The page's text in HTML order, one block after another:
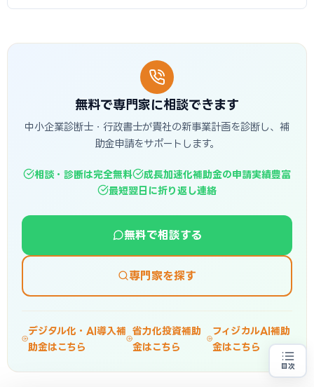
無料で専門家に相談できます
中小企業診断士・行政書士が貴社の新事業計画を診断し、補
助金申請をサポートします。
相談・診断は完全無料
成長加速化補助金の申請実績豊富
最短翌日に折り返し連絡
無料で相談する
専門家を探す
デジタル化・AI導入補
助金はこちら
省力化投資補助
金はこちら
フィジカルAI補助
金はこちら
目次